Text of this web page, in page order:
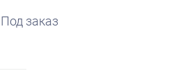
Под заказ